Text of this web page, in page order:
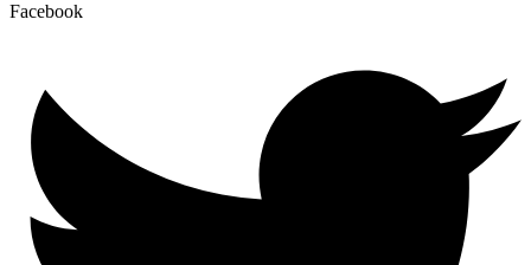
Facebook